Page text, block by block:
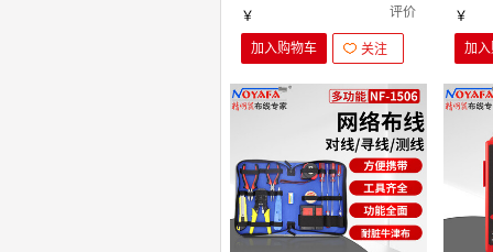
功率计加红光笔(电信用)
￥ 评价
加入购物车 关注
功率
￥
加